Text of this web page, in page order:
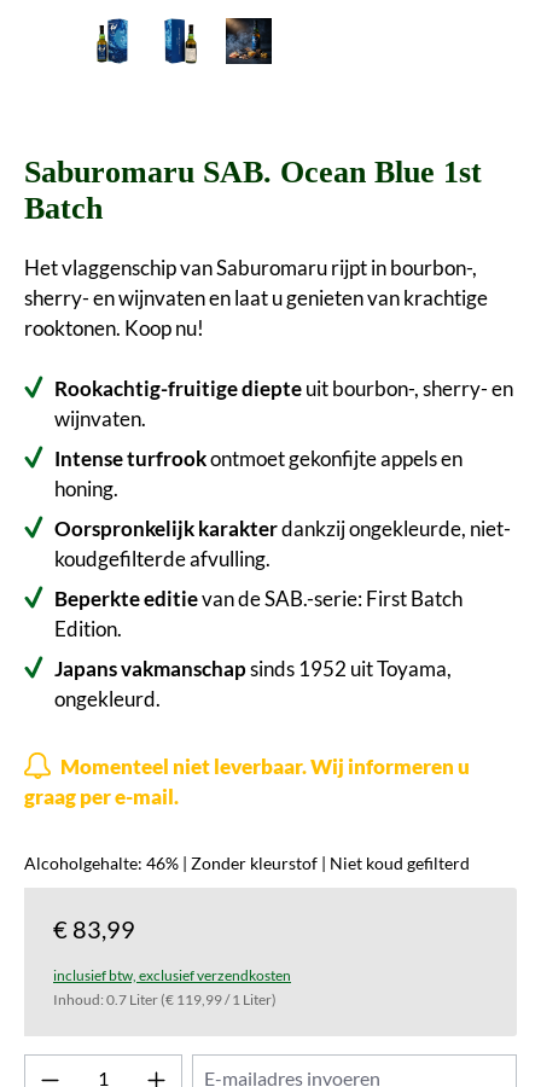
Saburomaru SAB. Ocean Blue 1st
Batch
Het vlaggenschip van Saburomaru rijpt in bourbon-,
sherry- en wijnvaten en laat u genieten van krachtige
rooktonen. Koop nu!
Rookachtig-fruitige diepteuit bourbon-, sherry- en
wijnvaten.
Intense turfrookontmoet gekonfijte appels en
honing.
Oorspronkelijk karakterdankzij ongekleurde, niet-
koudgefilterde afvulling.
Beperkte editievan de SAB.-serie: First Batch
Edition.
Japans vakmanschapsinds 1952 uit Toyama,
ongekleurd.
Momenteel niet leverbaar. Wij informeren u
graag per e-mail.
Alcoholgehalte: 46% | Zonder kleurstof | Niet koud gefilterd
€ 83,99
inclusief btw, exclusief verzendkosten
Inhoud: 0.7 Liter(€ 119,99 / 1 Liter)